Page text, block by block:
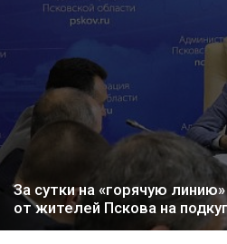
За сутки на «горячую
от жителей Пскова на